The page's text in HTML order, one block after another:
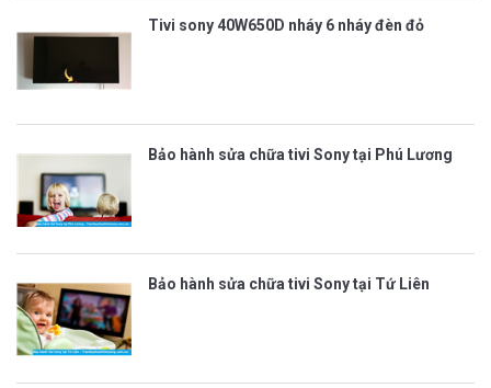
Tivi sony 40W650D nháy 6 nháy đèn đỏ
Bảo hành sửa chữa tivi Sony tại Phú Lương
Bảo hành sửa chữa tivi Sony tại Tứ Liên